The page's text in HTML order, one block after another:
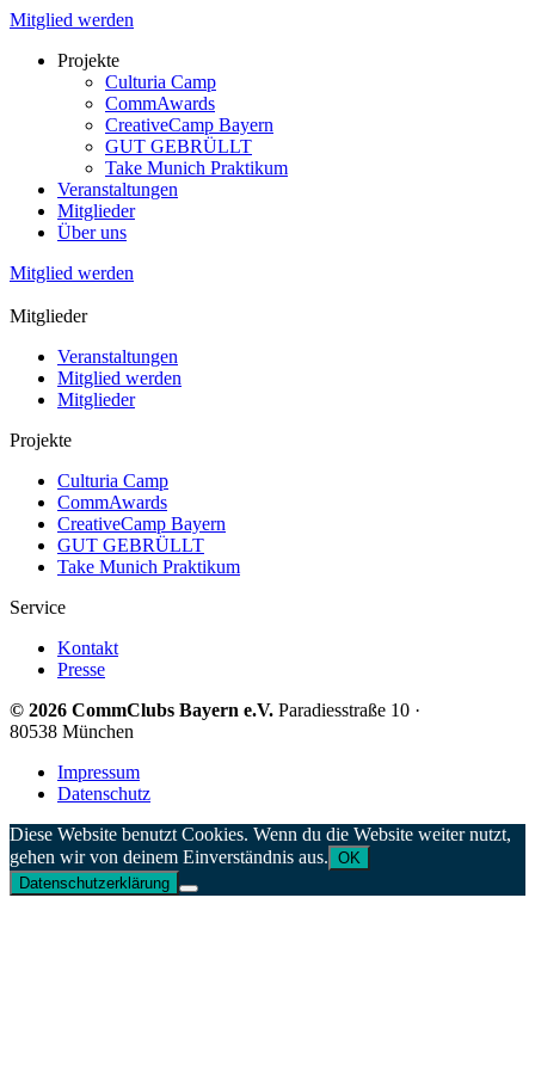
Mitglied werden
Projekte
Culturia Camp
CommAwards
CreativeCamp Bayern
GUT GEBRÜLLT
Take Munich Praktikum
Veranstaltungen
Mitglieder
Über uns
Mitglied werden
Mitglieder
Veranstaltungen
Mitglied werden
Mitglieder
Projekte
Culturia Camp
CommAwards
CreativeCamp Bayern
GUT GEBRÜLLT
Take Munich Praktikum
Service
Kontakt
Presse
© 2026 CommClubs Bayern e.V. Paradiesstraße 10 ·
80538 München
Impressum
Datenschutz
Diese Website benutzt Cookies. Wenn du die Website weiter nutzt,
gehen wir von deinem Einverständnis aus. OK
Datenschutzerklärung